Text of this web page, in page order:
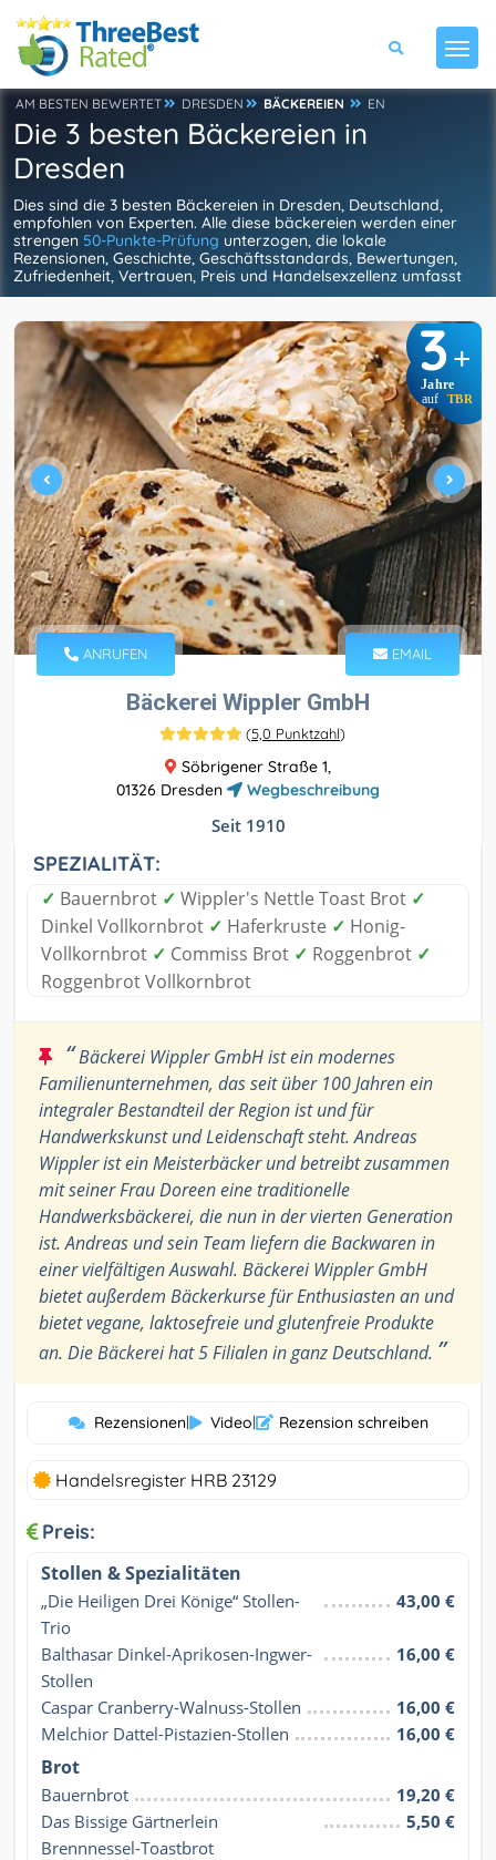
AM BESTEN BEWERTET DRESDEN BÄCKEREIEN EN
Die 3 besten Bäckereien in
Dresden
Dies sind die 3 besten Bäckereien in Dresden, Deutschland,
empfohlen von Experten. Alle diese bäckereien werden einer
strengen 50-Punkte-Prüfung unterzogen, die lokale
Rezensionen, Geschichte, Geschäftsstandards, Bewertungen,
Zufriedenheit, Vertrauen, Preis und Handelsexzellenz umfasst
3+
Jahre
auf TBR
ANRUFEN EMAIL
Bäckerei Wippler GmbH
(5,0 Punktzahl)
Söbrigener Straße 1,
01326 Dresden
Wegbeschreibung
Seit 1910
SPEZIALITÄT:
✓ Bauernbrot ✓ Wippler's Nettle Toast Brot ✓
Dinkel Vollkornbrot ✓ Haferkruste ✓ Honig-
Vollkornbrot ✓ Commiss Brot ✓ Roggenbrot ✓
Roggenbrot Vollkornbrot
“Bäckerei Wippler GmbH ist ein modernes
Familienunternehmen, das seit über 100 Jahren ein
integraler Bestandteil der Region ist und für
Handwerkskunst und Leidenschaft steht. Andreas
Wippler ist ein Meisterbäcker und betreibt zusammen
mit seiner Frau Doreen eine traditionelle
Handwerksbäckerei, die nun in der vierten Generation
ist. Andreas und sein Team liefern die Backwaren in
einer vielfältigen Auswahl. Bäckerei Wippler GmbH
bietet außerdem Bäckerkurse für Enthusiasten an und
bietet vegane, laktosefreie und glutenfreie Produkte
an. Die Bäckerei hat 5 Filialen in ganz Deutschland. ”
Rezensionen| Video| Rezension schreiben
Handelsregister HRB 23129
Preis:
Stollen & Spezialitäten
„Die Heiligen Drei Könige“ Stollen-
Trio
43,00 €
Balthasar Dinkel-Aprikosen-Ingwer-
Stollen
16,00 €
Caspar Cranberry-Walnuss-Stollen
16,00 €
Melchior Dattel-Pistazien-Stollen
16,00 €
Brot
Bauernbrot
19,20 €
Das Bissige Gärtnerlein
Brennnessel-Toastbrot
5,50 €